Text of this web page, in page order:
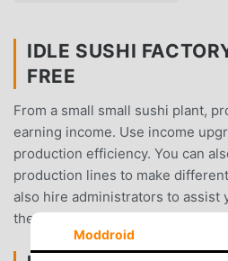
IDLE SUSHI
FREE
From a small small sushi plant,
earning income. Use income
production efficiency. You can
production lines to make
also hire administrators to assist
the world's largest sushi factory.
Moddroid